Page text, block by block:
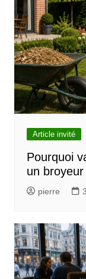
l
e
Article invité
Pourquoi
un
pierre